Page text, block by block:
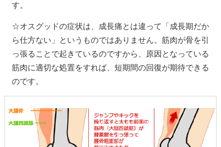
す。
☆オスグッドの症状は、成長痛とは違って「成長期だか
ら仕方ない」というものではありません。筋肉が骨を引
っ張ることで起きているのですから、原因となっている
筋肉に適切な処置をすれば、短期間の回復が期待できる
のです。